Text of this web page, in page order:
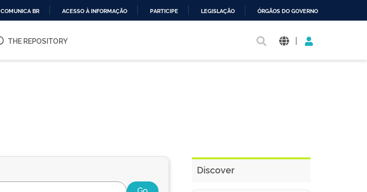
O
COMUNICA BR ACESSO À INFORMAÇÃO PARTICIPE LEGISLAÇÃO ÓRGÃOS DO GOVERNO
THE REPOSITORY |
Discover